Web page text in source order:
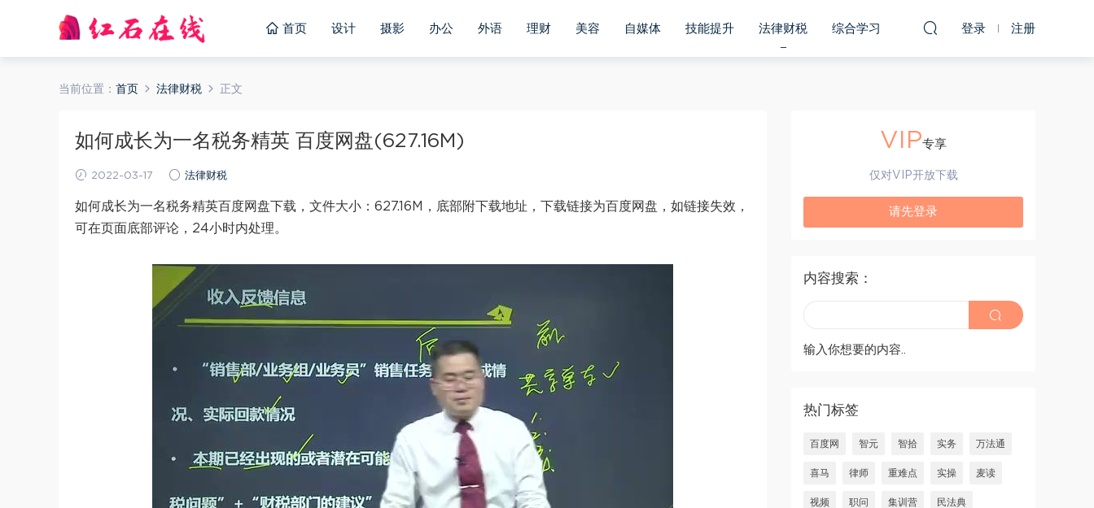
首页 设计 摄影 办公 外语 理财 美容 自媒体 技能提升 法律财税 综合学习 登录 注册
当前位置： 首页 法律财税 正文
如何成长为一名税务精英 百度网盘(627.16M)
2022-03-17 法律财税
如何成长为一名税务精英百度网盘下载，文件大小：627.16M，底部附下载地址，下载链接为百度网盘，如链接失效，
可在页面底部评论，24小时内处理。
VIP专享
仅对VIP开放下载
请先登录
内容搜索：
输入你想要的内容..
热门标签
百度网 智元 智拾 实务 万法通
喜马 律师 重难点 实操 麦读
视频 职问 集训营 民法典